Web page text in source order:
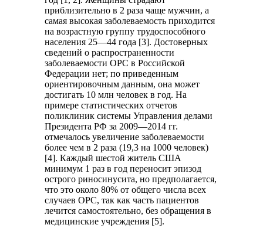
приблизительно в 2 раза чаще мужчин, а
самая высокая заболеваемость приходится
на возрастную группу трудоспособного
населения 25—44 года [3]. Достоверных
сведений о распространенности
заболеваемости ОРС в Российской
Федерации нет; по приведенным
ориентировочным данным, она может
достигать 10 млн человек в год. На
примере статистических отчетов
поликлиник системы Управления делами
Президента РФ за 2009—2014 гг.
отмечалось увеличение заболеваемости
более чем в 2 раза (19,3 на 1000 человек)
[4]. Каждый шестой житель США
минимум 1 раз в год переносит эпизод
острого риносинусита, но предполагается,
что это около 80% от общего числа всех
случаев ОРС, так как часть пациентов
лечится самостоятельно, без обращения в
медицинские учреждения [5].